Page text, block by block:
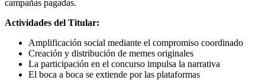
campañas pagadas.
Actividades del Titular:
Amplificación social mediante el compromiso coordinado
Creación y distribución de memes originales
La participación en el concurso impulsa la narrativa
El boca a boca se extiende por las plataformas